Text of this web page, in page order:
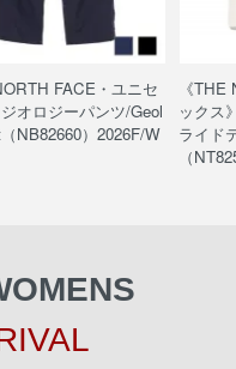
FACE・ユニセ
オロジーパンツ/Geol
NB82660）2026F/W
《
ックス
ライド
（